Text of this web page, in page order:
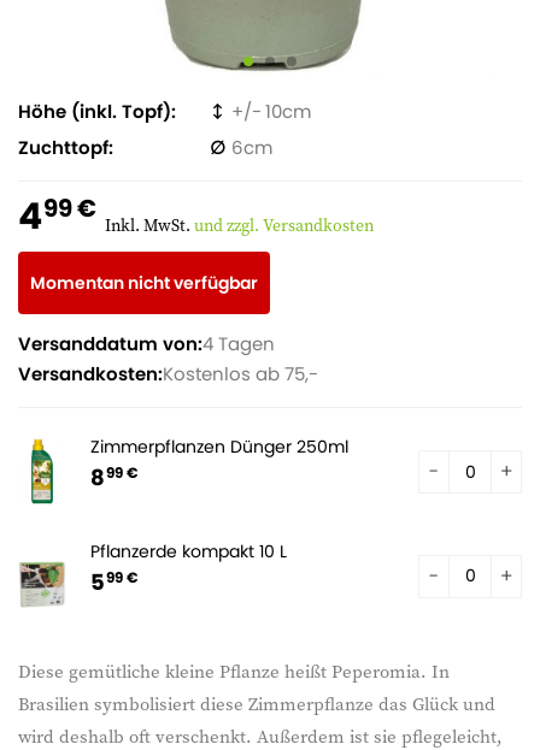
Diese gemütliche kleine Pflanze heißt Peperomia. In
Brasilien symbolisiert diese Zimmerpflanze das Glück und
wird deshalb oft verschenkt. Außerdem ist sie pflegeleicht,
Höhe (inkl. Topf)
10
Zuchttopf
6
499 € Inkl. MwSt. und zzgl. Versandkosten
Momentan nicht verfügbar
Versanddatum von:4 Tagen
Versandkosten:Kostenlos ab 75,-
Zimmerpflanzen Dünger 250ml
899 €
Pflanzerde kompakt 10 L
599 €